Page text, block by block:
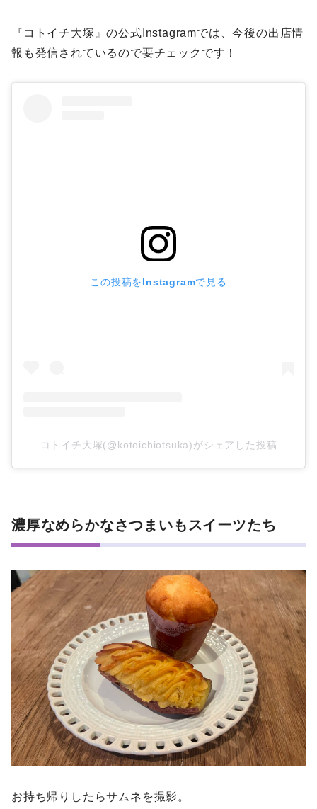
『コトイチ大塚』の公式Instagramでは、今後の出店情
報も発信されているので要チェックです！
この投稿をInstagramで見る
コトイチ大塚(@kotoichiotsuka)がシェアした投稿
濃厚なめらかなさつまいもスイーツたち
お持ち帰りしたらサムネを撮影。